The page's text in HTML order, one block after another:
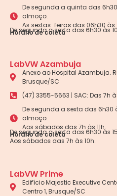
De segunda a quinta das
almoço.
As sextas-feiras das 06h30 às
Horário de coleta
De segunda a sexta das 6h30 às
LabVW Azambuja
Anexo ao Hospital Azambuja.
Brusque/SC
(47) 3355-5663 | SAC: Das 7h
De segunda a sexta das 6h30
almoço.
Aos sábados das 7h às 11h.
Horário de coleta
De segunda a sexta das 6h30 às
Aos sábados das 7h às 10h.
LabVW Prime
Edifício Majestic Executive
Centro 1, Brusque/SC